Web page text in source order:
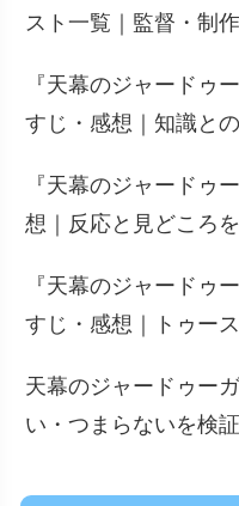
スト一覧｜監督・制
『天幕のジャードゥ
すじ・感想｜知識と
『天幕のジャードゥ
想｜反応と見どころ
『天幕のジャードゥ
すじ・感想｜トゥー
天幕のジャードゥー
い・つまらないを検証